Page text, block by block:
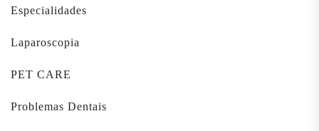
Especialidades
Laparoscopia
PET CARE
Problemas Dentais